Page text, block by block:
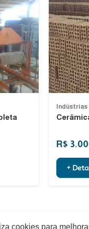
Next
Indústrias
R$
+
cookies para